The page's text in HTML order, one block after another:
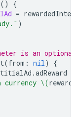
()
{
=
)
is an
(from : nil)
{
.adReward
currency \(reward